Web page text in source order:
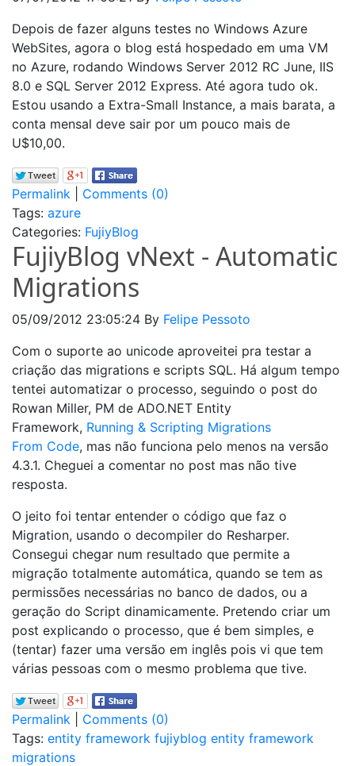
Depois de fazer alguns testes no Windows Azure
WebSites, agora o blog está hospedado em uma VM
no Azure, rodando Windows Server 2012 RC June, IIS
8.0 e SQL Server 2012 Express. Até agora tudo ok.
Estou usando a Extra-Small Instance, a mais barata, a
conta mensal deve sair por um pouco mais de
U$10,00.
Permalink
Comments (0)
Tags: azure
Categories: FujiyBlog
FujiyBlog vNext - Automatic
Migrations
05/09/2012 23:05:24 By Felipe Pessoto
Com o suporte ao unicode aproveitei pra testar a
criação das migrations e scripts SQL. Há algum tempo
tentei automatizar o processo, seguindo o post do
Rowan Miller, PM de ADO.NET Entity
Framework, Running & Scripting Migrations
From Code, mas não funciona pelo menos na versão
4.3.1. Cheguei a comentar no post mas não tive
resposta.
O jeito foi tentar entender o código que faz o
Migration, usando o decompiler do Resharper.
Consegui chegar num resultado que permite a
migração totalmente automática, quando se tem as
permissões necessárias no banco de dados, ou a
geração do Script dinamicamente. Pretendo criar um
post explicando o processo, que é bem simples, e
(tentar) fazer uma versão em inglês pois vi que tem
várias pessoas com o mesmo problema que tive.
Permalink
Comments (0)
Tags: entity framework fujiyblog entity framework
migrations